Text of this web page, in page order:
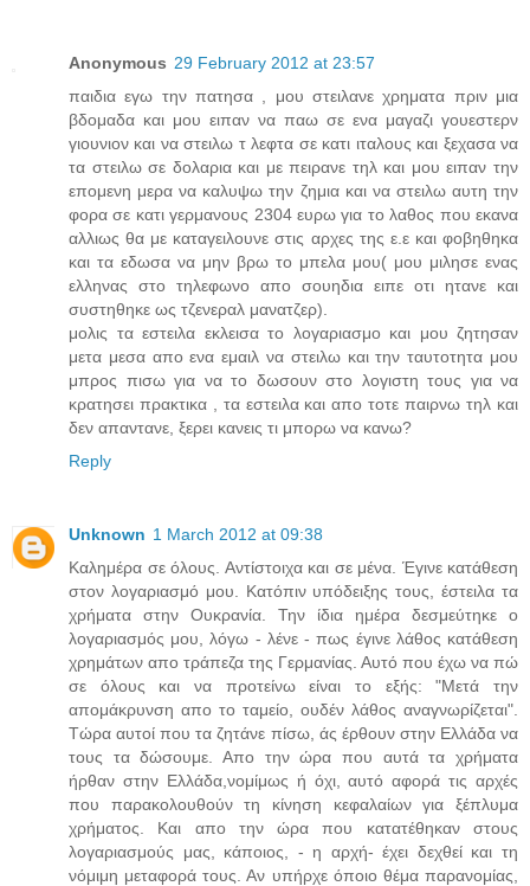
Anonymous 29 February 2012 at 23:57
παιδια εγω την πατησα , μου στειλανε χρηματα πριν μια
βδομαδα και μου ειπαν να παω σε ενα μαγαζι γουεστερν
γιουνιον και να στειλω τ λεφτα σε κατι ιταλους και ξεχασα να
τα στειλω σε δολαρια και με πειρανε τηλ και μου ειπαν την
επομενη μερα να καλυψω την ζημια και να στειλω αυτη την
φορα σε κατι γερμανους 2304 ευρω για το λαθος που εκανα
αλλιως θα με καταγειλουνε στις αρχες της ε.ε και φοβηθηκα
και τα εδωσα να μην βρω το μπελα μου( μου μιλησε ενας
ελληνας στο τηλεφωνο απο σουηδια ειπε οτι ητανε και
συστηθηκε ως τζενεραλ μανατζερ).
μολις τα εστειλα εκλεισα το λογαριασμο και μου ζητησαν
μετα μεσα απο ενα εμαιλ να στειλω και την ταυτοτητα μου
μπρος πισω για να το δωσουν στο λογιστη τους για να
κρατησει πρακτικα , τα εστειλα και απο τοτε παιρνω τηλ και
δεν απαντανε, ξερει κανεις τι μπορω να κανω?
Reply
Unknown 1 March 2012 at 09:38
Καλημέρα σε όλους. Αντίστοιχα και σε μένα. Έγινε κατάθεση
στον λογαριασμό μου. Κατόπιν υπόδειξης τους, έστειλα τα
χρήματα στην Ουκρανία. Την ίδια ημέρα δεσμεύτηκε ο
λογαριασμός μου, λόγω - λένε - πως έγινε λάθος κατάθεση
χρημάτων απο τράπεζα της Γερμανίας. Αυτό που έχω να πώ
σε όλους και να προτείνω είναι το εξής: "Μετά την
απομάκρυνση απο το ταμείο, ουδέν λάθος αναγνωρίζεται".
Τώρα αυτοί που τα ζητάνε πίσω, άς έρθουν στην Ελλάδα να
τους τα δώσουμε. Απο την ώρα που αυτά τα χρήματα
ήρθαν στην Ελλάδα,νομίμως ή όχι, αυτό αφορά τις αρχές
που παρακολουθούν τη κίνηση κεφαλαίων για ξέπλυμα
χρήματος. Και απο την ώρα που κατατέθηκαν στους
λογαριασμούς μας, κάποιος, - η αρχή- έχει δεχθεί και τη
νόμιμη μεταφορά τους. Αν υπήρχε όποιο θέμα παρανομίας,